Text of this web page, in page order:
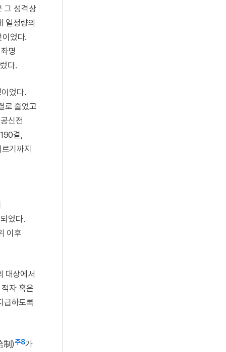
그 성격상
일정량의
었다.
명
다.
었다.
로 줄었고
신전
결,
기까지
었다.
이후
대상에서
자 혹은
급하도록
制)주8가